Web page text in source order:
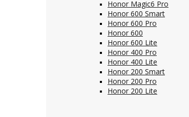
Honor Magic6 Pro
Honor 600 Smart
Honor 600 Pro
Honor 600
Honor 600 Lite
Honor 400 Pro
Honor 400 Lite
Honor 200 Smart
Honor 200 Pro
Honor 200 Lite